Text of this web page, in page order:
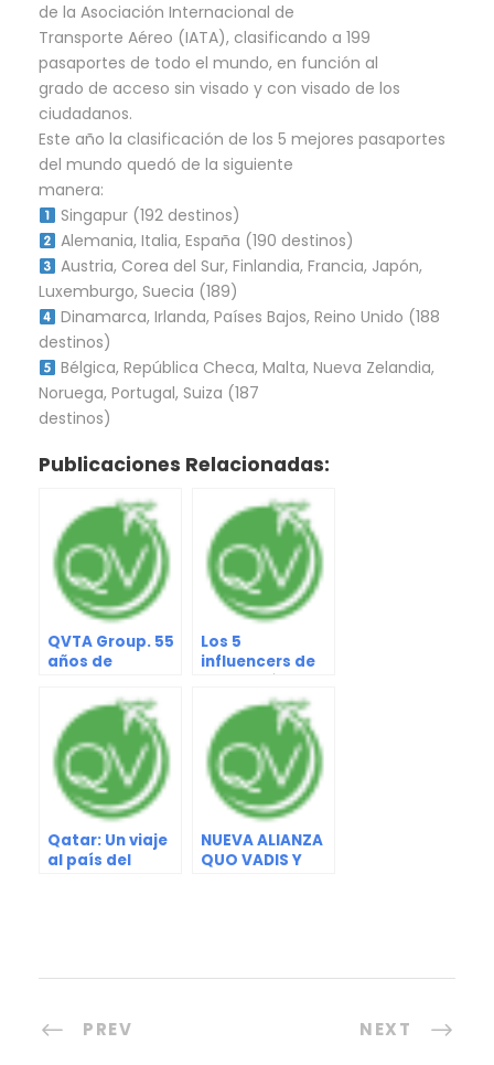
de la Asociación Internacional de
Transporte Aéreo (IATA), clasificando a 199
pasaportes de todo el mundo, en función al
grado de acceso sin visado y con visado de los
ciudadanos.
Este año la clasificación de los 5 mejores pasaportes
del mundo quedó de la siguiente
manera:
Singapur (192 destinos)
Alemania, Italia, España (190 destinos)
Austria, Corea del Sur, Finlandia, Francia, Japón,
Luxemburgo, Suecia (189)
Dinamarca, Irlanda, Países Bajos, Reino Unido (188
destinos)
Bélgica, República Checa, Malta, Nueva Zelandia,
Noruega, Portugal, Suiza (187
destinos)
Publicaciones Relacionadas:
QVTA Group. 55
años de
Brindando
Soluciones al
Sector Turístico
Los 5
influencers de
populares en
TikTok
Qatar: Un viaje
al país del
NUEVA ALIANZA
QUO VADIS Y
PREV NEXT